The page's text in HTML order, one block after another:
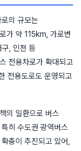
의 규모는
가 약 115km, 가로변
, 인천 등
전용차로가 확대되고
전용도로도 운영되고
의 일환으로 버스
히 수도권 광역버스
충이 추진되고 있어,